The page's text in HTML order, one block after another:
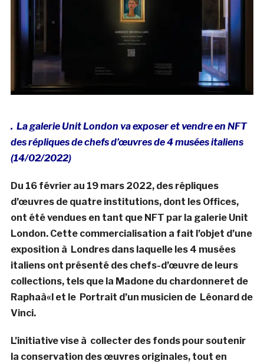
. La galerie Unit London va exposer et vendre en NFT
des répliques de chefs d’œuvres de 4 musées italiens
(14/02/2022)
Du 16 février au 19 mars 2022, des répliques
d’œuvres de quatre institutions, dont les Offices,
ont été vendues en tant que NFT par la galerie Unit
London. Cette commercialisation a fait l’objet d’une
exposition à Londres dans laquelle les 4 musées
italiens ont présenté des chefs-d’œuvre de leurs
collections, tels que la Madone du chardonneret de
Raphaà«l et le Portrait d’un musicien de Léonard de
Vinci.
L’initiative vise à collecter des fonds pour soutenir
la conservation des œuvres originales, tout en